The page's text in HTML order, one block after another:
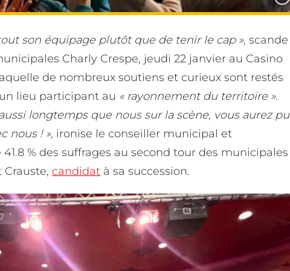
son équipage plutôt que de tenir le cap », scande
Charly Crespe, jeudi 22 janvier au Casino
de nombreux soutiens et curieux sont restés
lieu participant au « rayonnement du territoire ».
longtemps que nous sur la scène, vous aurez pu
nous ! », ironise le conseiller municipal et
% des suffrages au second tour des municipales
Crauste, candidat à sa succession.